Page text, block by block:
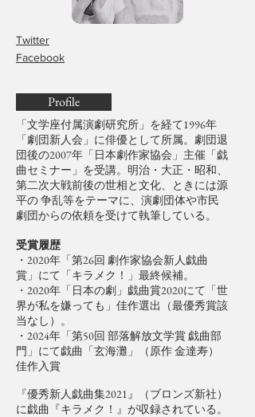
Twitter
Facebook
Profile
「文学座付属演劇研究所」を経て1996年
「劇団新人会」に俳優として所属。劇団退
団後の2007年「日本劇作家協会」主催「戯
曲セミナー」を受講。明治・大正・昭和、
第二次大戦前後の世相と文化、ときには源
平の 争乱等をテーマに、演劇団体や市民
劇団からの依頼を受けて執筆している。
受賞履歴
・2020年「第26回 劇作家協会新人戯曲
賞」にて「キラメク！」 最終候補。
・2020年「日本の劇」戯曲賞2020にて「世
界が私を嫌っても」佳作選出（最優秀賞該
当なし）。
・2024年「第50回 部落解放文学賞 戯曲部
門」にて戯曲「玄海灘」（原作 金達寿）
佳作入賞
『優秀新人戯曲集2021』（ブロンズ新社）
に戯曲『キラメク！』が収録されている。